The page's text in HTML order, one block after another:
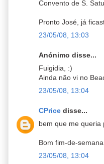
Convento de S.
Pronto José, já
23/05/08, 13:03
Anónimo disse...
Fuigidia, :)
Ainda não vi no
23/05/08, 13:04
CPrice disse...
bem que me queria
Bom fim-de-
23/05/08, 13:04